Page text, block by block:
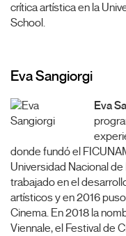
crítica artística en la
School.
Eva Sangiorgi
Eva
donde fundó el
Universidad Nacional
trabajado en el
artísticos y en 2016
Cinema. En 2018 la
Viennale, el Festival de